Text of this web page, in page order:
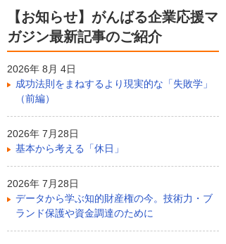
【お知らせ】がんばる企業応援マ
ガジン最新記事のご紹介
2026年 8月 4日
成功法則をまねするより現実的な「失敗学」
（前編）
2026年 7月28日
基本から考える「休日」
2026年 7月28日
データから学ぶ知的財産権の今。技術力・ブ
ランド保護や資金調達のために